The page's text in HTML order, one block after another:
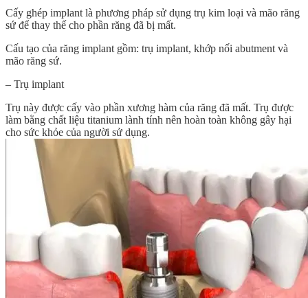
Cấy ghép implant là phương pháp sử dụng trụ kim loại và mão răng
sứ để thay thế cho phần răng đã bị mất.
Cấu tạo của răng implant gồm: trụ implant, khớp nối abutment và
mão răng sứ.
– Trụ implant
Trụ này được cấy vào phần xương hàm của răng đã mất. Trụ được
làm bằng chất liệu titanium lành tính nên hoàn toàn không gây hại
cho sức khỏe của người sử dụng.